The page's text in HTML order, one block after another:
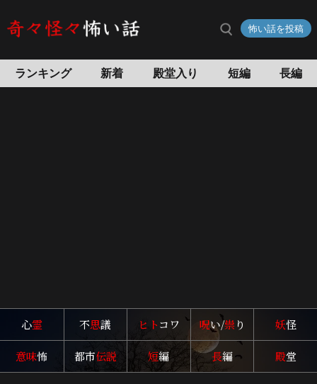
怖い話を投稿
ランキング 新着 殿堂入り 短編 長編
心霊 不思議 ヒトコワ 呪い/祟り 妖怪
意味怖 都市伝説 短編 長編 殿堂